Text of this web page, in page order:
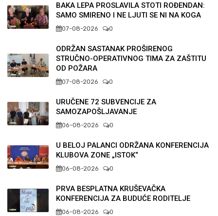
BAKA LEPA PROSLAVILA STOTI ROĐENDAN:
SAMO SMIRENO I NE LJUTI SE NI NA KOGA
07-08-2026 0
ODRŽAN SASTANAK PROŠIRENOG
STRUČNO-OPERATIVNOG TIMA ZA ZAŠTITU
OD POŽARA
07-08-2026 0
URUČENE 72 SUBVENCIJE ZA
SAMOZAPOŠLJAVANJE
06-08-2026 0
U BELOJ PALANCI ODRŽANA KONFERENCIJA
KLUBOVA ZONE „ISTOK“
06-08-2026 0
PRVA BESPLATNA KRUŠEVAČKA
KONFERENCIJA ZA BUDUĆE RODITELJE
06-08-2026 0